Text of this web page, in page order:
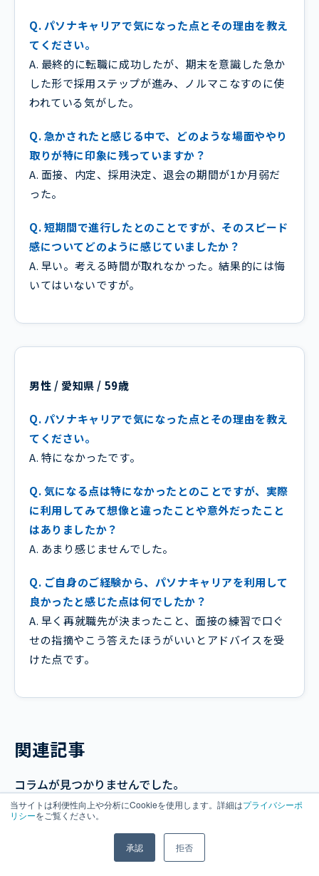
当サイトは利便性向上や分析にCookieを使用します。詳細はプライバシーポ
リシーをご覧ください。
承認 拒否
Q. パソナキャリアで気になった点とその理由を教え
てください。
A. 最終的に転職に成功したが、期末を意識した急か
した形で採用ステップが進み、ノルマこなすのに使
われている気がした。
Q. 急かされたと感じる中で、どのような場面ややり
取りが特に印象に残っていますか？
A. 面接、内定、採用決定、退会の期間が1か月弱だ
った。
Q. 短期間で進行したとのことですが、そのスピード
感についてどのように感じていましたか？
A. 早い。考える時間が取れなかった。結果的には悔
いてはいないですが。
男性 / 愛知県 / 59歳
Q. パソナキャリアで気になった点とその理由を教え
てください。
A. 特になかったです。
Q. 気になる点は特になかったとのことですが、実際
に利用してみて想像と違ったことや意外だったこと
はありましたか？
A. あまり感じませんでした。
Q. ご自身のご経験から、パソナキャリアを利用して
良かったと感じた点は何でしたか？
A. 早く再就職先が決まったこと、面接の練習で口ぐ
せの指摘やこう答えたほうがいいとアドバイスを受
けた点です。
関連記事
コラムが見つかりませんでした。